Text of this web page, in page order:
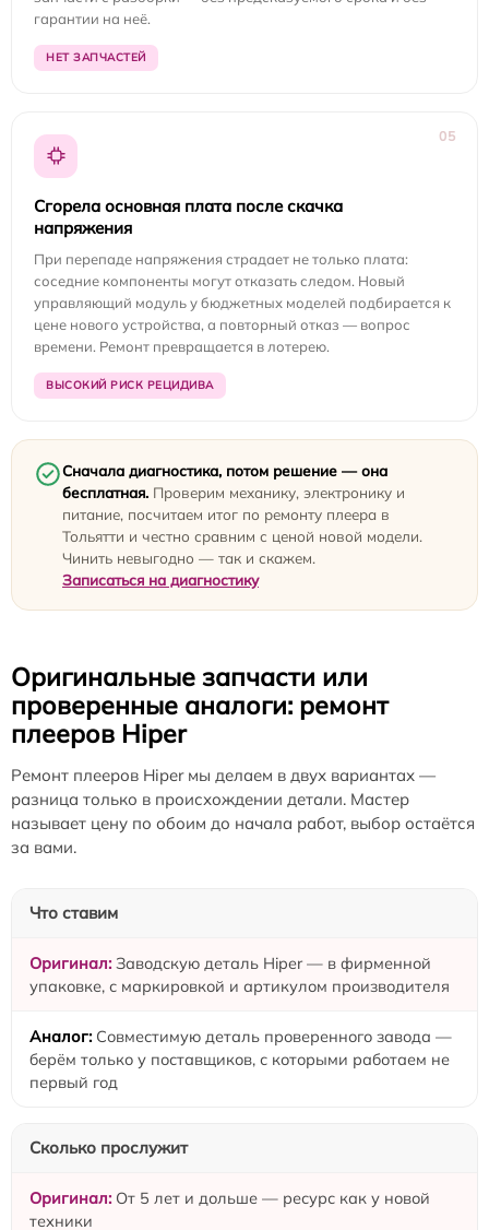
гарантии на неё.
НЕТ ЗАПЧАСТЕЙ
05
Сгорела основная плата после скачка
напряжения
При перепаде напряжения страдает не только плата:
соседние компоненты могут отказать следом. Новый
управляющий модуль у бюджетных моделей подбирается к
цене нового устройства, а повторный отказ — вопрос
времени. Ремонт превращается в лотерею.
ВЫСОКИЙ РИСК РЕЦИДИВА
Сначала диагностика, потом решение — она
бесплатная. Проверим механику, электронику и
питание, посчитаем итог по ремонту плеера в
Тольятти и честно сравним с ценой новой модели.
Чинить невыгодно — так и скажем.
Записаться на диагностику
Оригинальные запчасти или
проверенные аналоги: ремонт
плееров Hiper
Ремонт плееров Hiper мы делаем в двух вариантах —
разница только в происхождении детали. Мастер
называет цену по обоим до начала работ, выбор остаётся
за вами.
Что ставим
Заводскую деталь Hiper — в фирменной
упаковке, с маркировкой и артикулом производителя
Совместимую деталь проверенного завода —
берём только у поставщиков, с которыми работаем не
первый год
Сколько прослужит
От 5 лет и дольше — ресурс как у новой
техники